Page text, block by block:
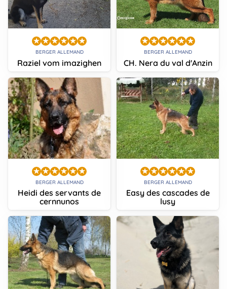
BERGER ALLEMAND
Raziel vom imazighen
BERGER ALLEMAND
CH. Nera du val d'Anzin
BERGER ALLEMAND
Heidi des servants de
cernnunos
BERGER ALLEMAND
Easy des cascades de
lusy